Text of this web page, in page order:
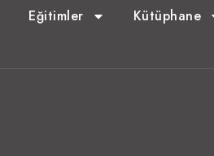
Eğitimler Kütüphane